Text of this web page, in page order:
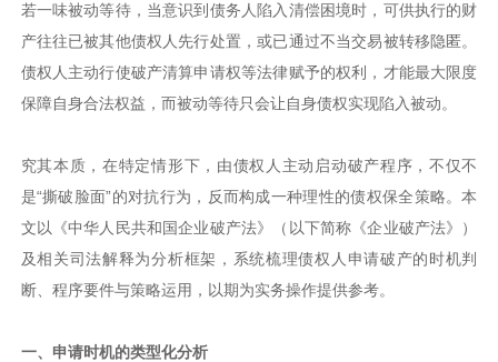
若一味被动等待，当意识到债务人陷入清偿困境时，可供执行的财
产往往已被其他债权人先行处置，或已通过不当交易被转移隐匿。
债权人主动行使破产清算申请权等法律赋予的权利，才能最大限度
保障自身合法权益，而被动等待只会让自身债权实现陷入被动。
究其本质，在特定情形下，由债权人主动启动破产程序，不仅不
是“撕破脸面”的对抗行为，反而构成一种理性的债权保全策略。本
文以《中华人民共和国企业破产法》（以下简称《企业破产法》）
及相关司法解释为分析框架，系统梳理债权人申请破产的时机判
断、程序要件与策略运用，以期为实务操作提供参考。
一、申请时机的类型化分析